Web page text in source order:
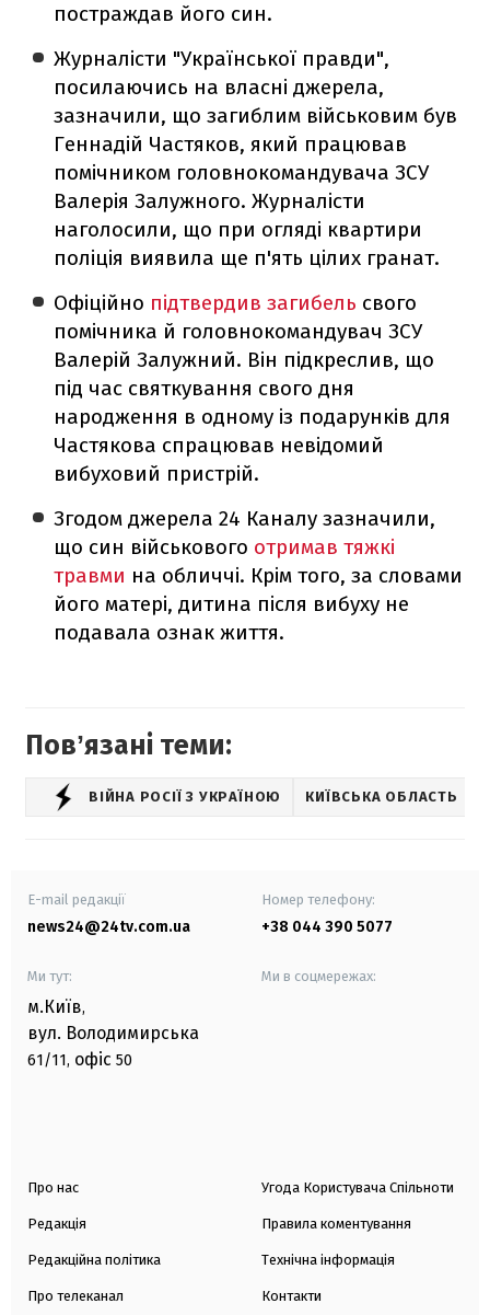
постраждав його син.
Журналісти "Української правди",
посилаючись на власні джерела,
зазначили, що загиблим військовим був
Геннадій Частяков, який працював
помічником головнокомандувача ЗСУ
Валерія Залужного. Журналісти
наголосили, що при огляді квартири
поліція виявила ще п'ять цілих гранат.
Офіційно підтвердив загибель свого
помічника й головнокомандувач ЗСУ
Валерій Залужний. Він підкреслив, що
під час святкування свого дня
народження в одному із подарунків для
Частякова спрацював невідомий
вибуховий пристрій.
Згодом джерела 24 Каналу зазначили,
що син військового отримав тяжкі
травми на обличчі. Крім того, за словами
його матері, дитина після вибуху не
подавала ознак життя.
Повʼязані теми:
ВІЙНА РОСІЇ З УКРАЇНОЮ КИЇВСЬКА ОБЛАСТЬ
E-mail редакції
news24@24tv.com.ua
Номер телефону:
+38 044 390 5077
Ми тут:
м.Київ,
вул. Володимирська
61/11, офіс 50
Ми в соцмережах:
Про нас
Редакція
Редакційна політика
Про телеканал
Угода Користувача Спільноти
Правила коментування
Технічна інформація
Контакти